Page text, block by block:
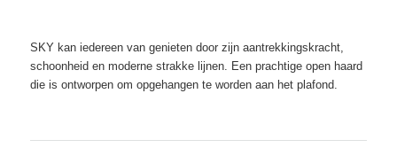
SKY kan iedereen van genieten door zijn aantrekkingskracht,
schoonheid en moderne strakke lijnen. Een prachtige open haard
die is ontworpen om opgehangen te worden aan het plafond.